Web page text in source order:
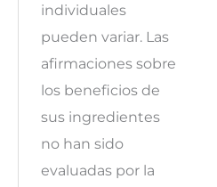
individuales
pueden variar. Las
afirmaciones sobre
los beneficios de
sus ingredientes
no han sido
evaluadas por la